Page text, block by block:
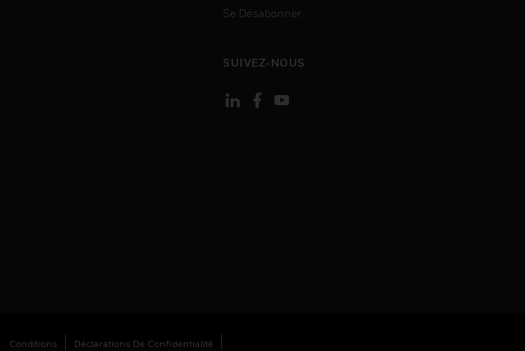
Se Désabonner
SUIVEZ-NOUS
Conditions Déclarations De Confidentialité